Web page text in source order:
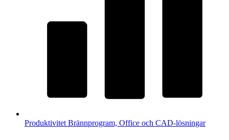
Produktivitet Brännprogram, Office och CAD-lösningar